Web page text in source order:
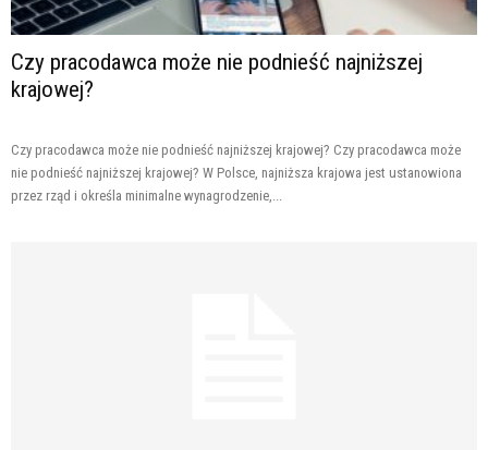
Czy pracodawca może nie podnieść najniższej
krajowej?
Czy pracodawca może nie podnieść najniższej krajowej? Czy pracodawca może
nie podnieść najniższej krajowej? W Polsce, najniższa krajowa jest ustanowiona
przez rząd i określa minimalne wynagrodzenie,...